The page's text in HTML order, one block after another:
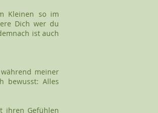
Kleinen so im
Dich wer du
ist auch
meiner
bewusst: Alles
ihren Gefühlen